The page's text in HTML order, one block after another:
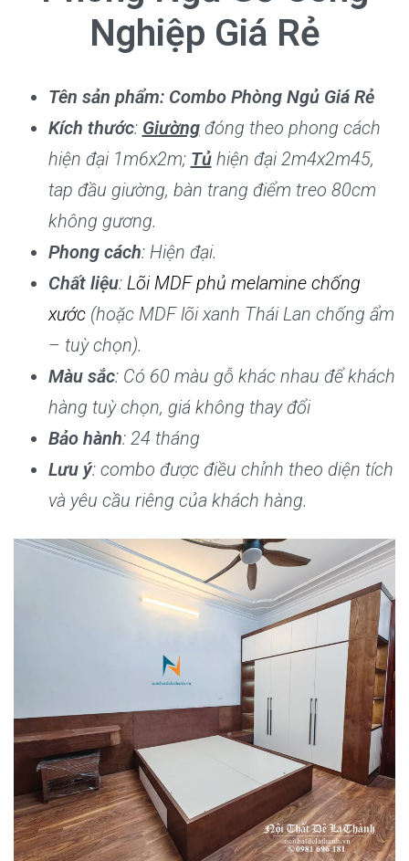
Nghiệp Giá Rẻ
Tên sản phẩm: Combo Phòng Ngủ Giá Rẻ
Kích thước: Giườngđóng theo phong cách
hiện đại 1m6x2m; Tủhiện đại 2m4x2m45,
tap đầu giường, bàn trang điểm treo 80cm
không gương.
Phong cách: Hiện đại.
Chất liệu: Lõi MDF phủ melamine chống
xước(hoặc MDF lõi xanh Thái Lan chống ẩm
– tuỳ chọn).
Màu sắc: Có 60 màu gỗ khác nhau để khách
hàng tuỳ chọn, giá không thay đổi
Bảo hành: 24 tháng
Lưu ý: combo được điều chỉnh theo diện tích
và yêu cầu riêng của khách hàng.